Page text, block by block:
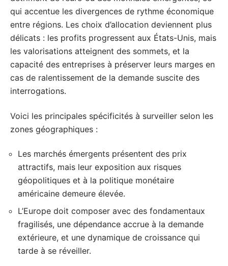
qui accentue les divergences de rythme économique
entre régions. Les choix d’allocation deviennent plus
délicats : les profits progressent aux États-Unis, mais
les valorisations atteignent des sommets, et la
capacité des entreprises à préserver leurs marges en
cas de ralentissement de la demande suscite des
interrogations.
Voici les principales spécificités à surveiller selon les
zones géographiques :
Les marchés émergents présentent des prix
attractifs, mais leur exposition aux risques
géopolitiques et à la politique monétaire
américaine demeure élevée.
L’Europe doit composer avec des fondamentaux
fragilisés, une dépendance accrue à la demande
extérieure, et une dynamique de croissance qui
tarde à se réveiller.